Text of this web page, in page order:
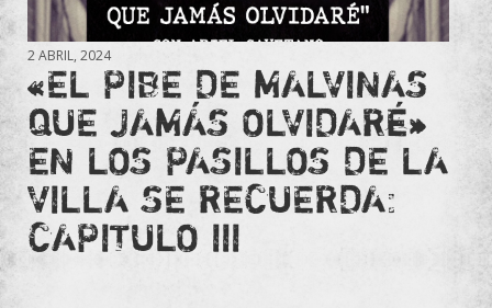
2 ABRIL, 2024
«EL PIBE DE MALVINAS
QUE JAMÁS OLVIDARÉ»
EN LOS PASILLOS DE LA
VILLA SE RECUERDA:
CAPITULO III